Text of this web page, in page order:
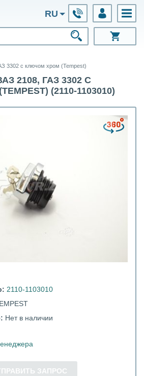
RU
3302 с ключом хром (Tempest)
2108, ГАЗ 3302 С
(2110-1103010)
2110-1103010
Нет в наличии
ЗАПРОС